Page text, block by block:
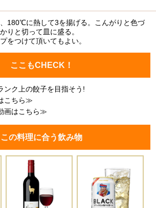
180℃に熱して3を揚げる。こんがりと色づ
りと切って皿に盛る。
をつけて頂いてもよい。
ここもCHECK！
ンク上の餃子を目指そう!
こちら≫
画はこちら≫
この料理に合う飲み物